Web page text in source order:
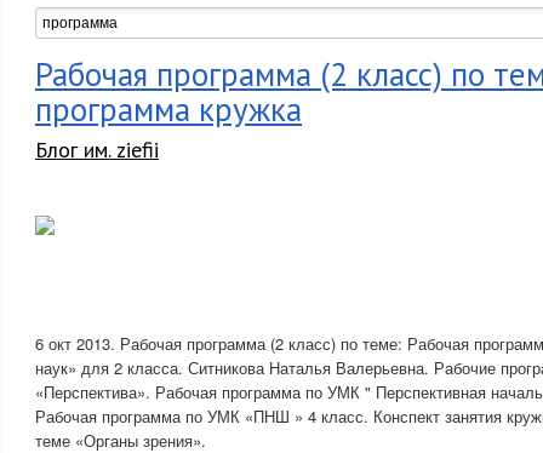
Рабочая программа (2 класс) по
программа кружка
Блог им. ziefii
6 окт 2013. Рабочая программа (2 класс) по теме: Рабочая
наук» для 2 класса. Ситникова Наталья Валерьевна. Рабочие
«Перспектива». Рабочая программа по УМК " Перспективная
Рабочая программа по УМК «ПНШ » 4 класс. Конспект занятия
теме «Органы зрения».